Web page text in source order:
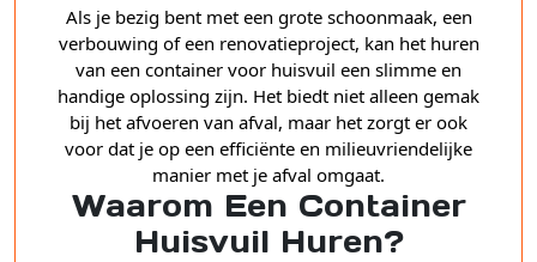
Als je bezig bent met een grote schoonmaak, een
verbouwing of een renovatieproject, kan het huren
van een container voor huisvuil een slimme en
handige oplossing zijn. Het biedt niet alleen gemak
bij het afvoeren van afval, maar het zorgt er ook
voor dat je op een efficiënte en milieuvriendelijke
manier met je afval omgaat.
Waarom Een Container
Huisvuil Huren?